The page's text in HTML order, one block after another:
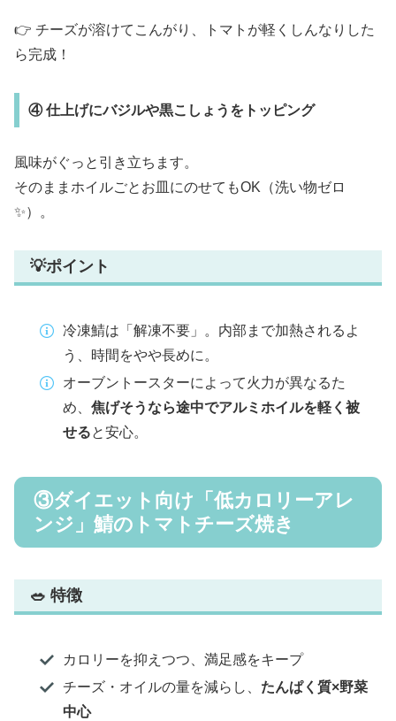
👉 チーズが溶けてこんがり、トマトが軽くしんなりした
ら完成！
④ 仕上げにバジルや黒こしょうをトッピング
風味がぐっと引き立ちます。
そのままホイルごとお皿にのせてもOK（洗い物ゼロ
✨）。
💡ポイント
冷凍鯖は「解凍不要」。内部まで加熱されるよ
う、時間をやや長めに。
オーブントースターによって火力が異なるた
め、 焦げそうなら途中でアルミホイルを軽く被
せると安心。
③ダイエット向け「低カロリーアレ
ンジ」鯖のトマトチーズ焼き
🥗 特徴
カロリーを抑えつつ、満足感をキープ
チーズ・オイルの量を減らし、 たんぱく質×野菜
中心